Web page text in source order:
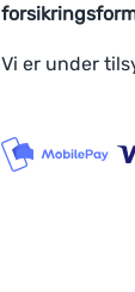
Vi er under